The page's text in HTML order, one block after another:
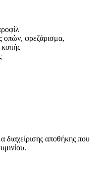
οπών, φρεζάρισμα,
κοπής
διαχείρισης αποθήκης που